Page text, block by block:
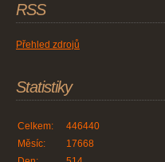
RSS
Přehled zdrojů
Statistiky
Celkem:
446440
Měsíc:
17668